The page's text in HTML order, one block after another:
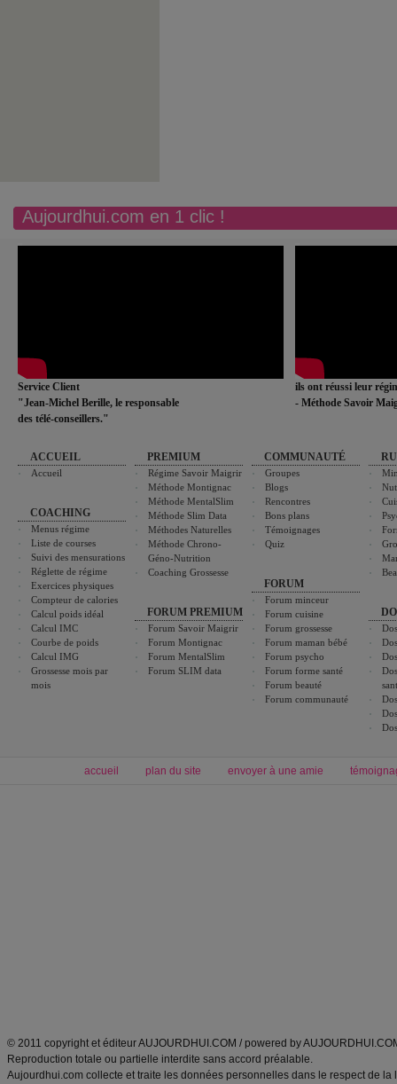
Aujourdhui.com en 1 clic !
Service Client
"Jean-Michel Berille, le responsable
des télé-conseillers."
ils ont réussi leur
- Méthode Savoir
ACCUEIL
Accueil
COACHING
Menus régime
Liste de courses
Suivi des mensurations
Réglette de régime
Exercices physiques
Compteur de calories
Calcul poids idéal
Calcul IMC
Courbe de poids
Calcul IMG
Grossesse mois par
mois
PREMIUM
Régime Savoir Maigrir
Méthode Montignac
Méthode MentalSlim
Méthode Slim Data
Méthodes Naturelles
Méthode Chrono-
Géno-Nutrition
Coaching Grossesse
FORUM PREMIUM
Forum Savoir Maigrir
Forum Montignac
Forum MentalSlim
Forum SLIM data
COMMUNAUTÉ
Groupes
Blogs
Rencontres
Bons plans
Témoignages
Quiz
FORUM
Forum minceur
Forum cuisine
Forum grossesse
Forum maman bébé
Forum psycho
Forum forme santé
Forum beauté
Forum communauté
accueil plan du site envoyer à une amie
© 2011 copyright et éditeur AUJOURDHUI.COM / powered by
Reproduction totale ou partielle interdite sans accord préalable.
Aujourdhui.com collecte et traite les données personnelles dans le respect de